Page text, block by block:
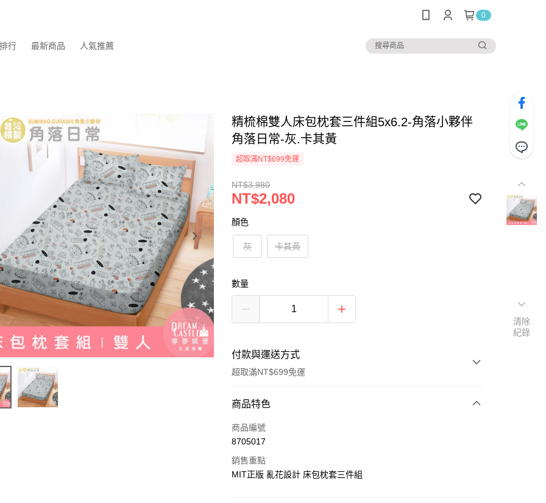
0
行 最新商品 人氣推薦
精梳棉雙人床包枕套三件組5x6.2-角落小夥伴
角落日常-灰.卡其黃
超取滿NT$699免運
NT$3,980
NT$2,080
顏色
灰 卡其黃
數量
付款與運送方式
超取滿NT$699免運
付款方式
信用卡一次付款
LINE Pay
商品特色
商品編號
8705017
銷售重點
MIT正版 亂花設計 床包枕套三件組
清除
紀錄